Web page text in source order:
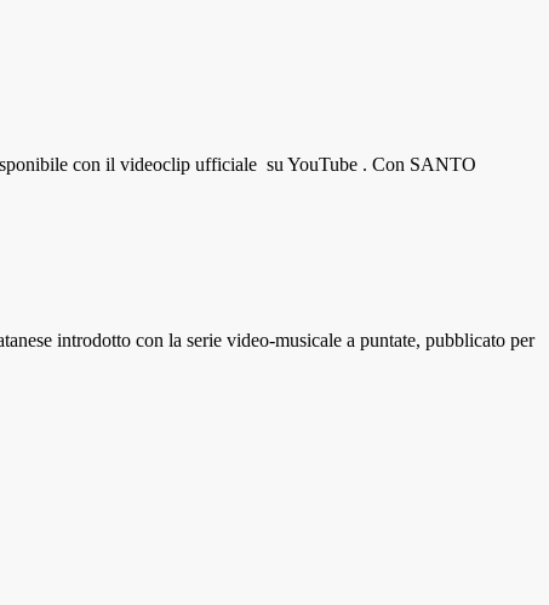
con il videoclip ufficiale su YouTube . Con SANTO
introdotto con la serie video-musicale a puntate, pubblicato per